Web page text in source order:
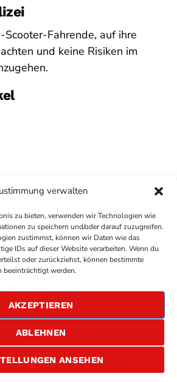
verwalten
zu bieten, verwenden wir Technologien wie
zu speichern und/oder darauf zuzugreifen.
zustimmst, können wir Daten wie das
IDs auf dieser Website verarbeiten. Wenn du
oder zurückziehst, können bestimmte
beeinträchtigt werden.
AKZEPTIEREN
ABLEHNEN
ANSEHEN
Fahrende, auf ihre
und keine Risiken im
BAD KREUZNACH
ALLGEMEINE GESCHÄFTSBEDINGUNGEN